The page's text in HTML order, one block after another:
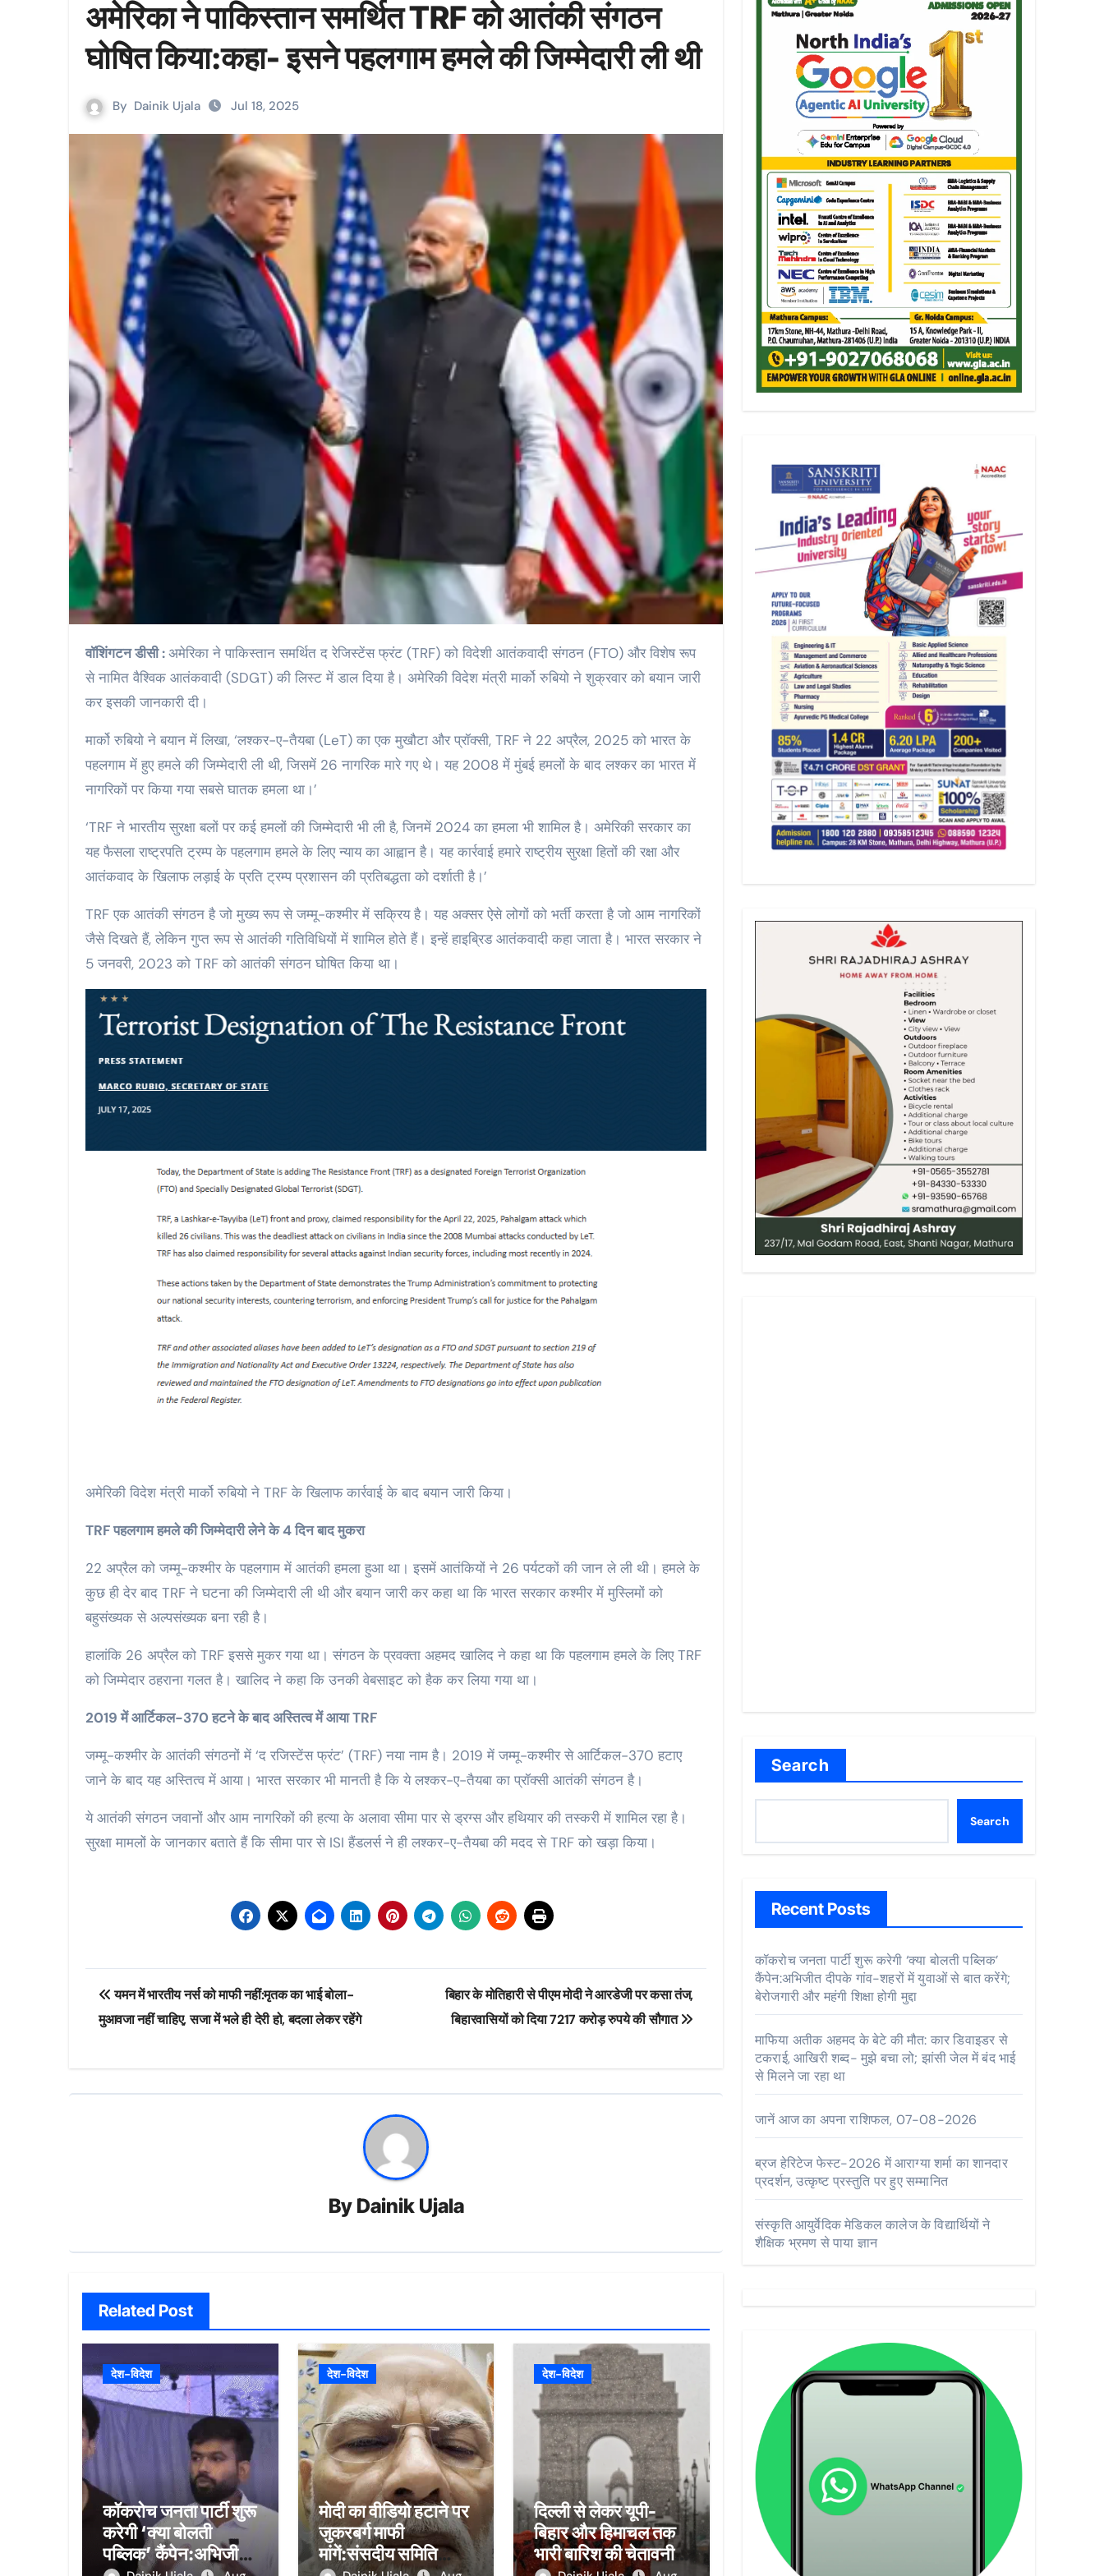
अमेरिका ने पाकिस्तान समर्थित TRF को आतंकी संगठन
घोषित किया:कहा- इसने पहलगाम हमले की जिम्मेदारी ली थी
By Dainik Ujala Jul 18, 2025
वॉशिंगटन डीसी :अमेरिका ने पाकिस्तान समर्थित द रेजिस्टेंस फ्रंट (TRF) को विदेशी आतंकवादी संगठन (FTO) और विशेष रूप
से नामित वैश्विक आतंकवादी (SDGT) की लिस्ट में डाल दिया है। अमेरिकी विदेश मंत्री मार्को रुबियो ने शुक्रवार को बयान जारी
कर इसकी जानकारी दी।
मार्को रुबियो ने बयान में लिखा, ‘लश्कर-ए-तैयबा (LeT) का एक मुखौटा और प्रॉक्सी, TRF ने 22 अप्रैल, 2025 को भारत के
पहलगाम में हुए हमले की जिम्मेदारी ली थी, जिसमें 26 नागरिक मारे गए थे। यह 2008 में मुंबई हमलों के बाद लश्कर का भारत में
नागरिकों पर किया गया सबसे घातक हमला था।’
‘TRF ने भारतीय सुरक्षा बलों पर कई हमलों की जिम्मेदारी भी ली है, जिनमें 2024 का हमला भी शामिल है। अमेरिकी सरकार का
यह फैसला राष्ट्रपति ट्रम्प के पहलगाम हमले के लिए न्याय का आह्वान है। यह कार्रवाई हमारे राष्ट्रीय सुरक्षा हितों की रक्षा और
आतंकवाद के खिलाफ लड़ाई के प्रति ट्रम्प प्रशासन की प्रतिबद्धता को दर्शाती है।’
TRF एक आतंकी संगठन है जो मुख्य रूप से जम्मू-कश्मीर में सक्रिय है। यह अक्सर ऐसे लोगों को भर्ती करता है जो आम नागरिकों
जैसे दिखते हैं, लेकिन गुप्त रूप से आतंकी गतिविधियों में शामिल होते हैं। इन्हें हाइब्रिड आतंकवादी कहा जाता है। भारत सरकार ने
5 जनवरी, 2023 को TRF को आतंकी संगठन घोषित किया था।
अमेरिकी विदेश मंत्री मार्को रुबियो ने TRF के खिलाफ कार्रवाई के बाद बयान जारी किया।
TRF पहलगाम हमले की जिम्मेदारी लेने के 4 दिन बाद मुकरा
22 अप्रैल को जम्मू-कश्मीर के पहलगाम में आतंकी हमला हुआ था। इसमें आतंकियों ने 26 पर्यटकों की जान ले ली थी। हमले के
कुछ ही देर बाद TRF ने घटना की जिम्मेदारी ली थी और बयान जारी कर कहा था कि भारत सरकार कश्मीर में मुस्लिमों को
बहुसंख्यक से अल्पसंख्यक बना रही है।
हालांकि 26 अप्रैल को TRF इससे मुकर गया था। संगठन के प्रवक्ता अहमद खालिद ने कहा था कि पहलगाम हमले के लिए TRF
को जिम्मेदार ठहराना गलत है। खालिद ने कहा कि उनकी वेबसाइट को हैक कर लिया गया था।
2019 में आर्टिकल-370 हटने के बाद अस्तित्व में आया TRF
जम्मू-कश्मीर के आतंकी संगठनों में ‘द रजिस्टेंस फ्रंट’ (TRF) नया नाम है। 2019 में जम्मू-कश्मीर से आर्टिकल-370 हटाए
जाने के बाद यह अस्तित्व में आया। भारत सरकार भी मानती है कि ये लश्कर-ए-तैयबा का प्रॉक्सी आतंकी संगठन है।
ये आतंकी संगठन जवानों और आम नागरिकों की हत्या के अलावा सीमा पार से ड्रग्स और हथियार की तस्करी में शामिल रहा है।
सुरक्षा मामलों के जानकार बताते हैं कि सीमा पार से ISI हैंडलर्स ने ही लश्कर-ए-तैयबा की मदद से TRF को खड़ा किया।
Post
navigation
यमन में भारतीय नर्स को माफी नहीं:मृतक का भाई बोला-
मुआवजा नहीं चाहिए, सजा में भले ही देरी हो, बदला लेकर रहेंगे
बिहार के मोतिहारी से पीएम मोदी ने आरडेजी पर कसा तंज,
बिहारवासियों को दिया 7217 करोड़ रुपये की सौगात
By Dainik Ujala
Related Post
देश-विदेश
कॉकरोच जनता पार्टी शुरू
करेगी ‘क्या बोलती
पब्लिक’ कैंपेन:अभिजीत
देश-विदेश
मोदी का वीडियो हटाने पर
जुकरबर्ग माफी
मांगें:संसदीय समिति
देश-विदेश
दिल्ली से लेकर यूपी-
बिहार और हिमाचल तक
भारी बारिश की चेतावनी,
Search
Search
Recent Posts
कॉकरोच जनता पार्टी शुरू करेगी ‘क्या बोलती पब्लिक’
कैंपेन:अभिजीत दीपके गांव-शहरों में युवाओं से बात करेंगे;
बेरोजगारी और महंगी शिक्षा होगी मुद्दा
माफिया अतीक अहमद के बेटे की मौत: कार डिवाइडर से
टकराई, आखिरी शब्द- मुझे बचा लो; झांसी जेल में बंद भाई
से मिलने जा रहा था
जानें आज का अपना राशिफल, 07-08-2026
ब्रज हेरिटेज फेस्ट-2026 में आराग्या शर्मा का शानदार
प्रदर्शन, उत्कृष्ट प्रस्तुति पर हुए सम्मानित
संस्कृति आयुर्वेदिक मेडिकल कालेज के विद्यार्थियों ने
शैक्षिक भ्रमण से पाया ज्ञान